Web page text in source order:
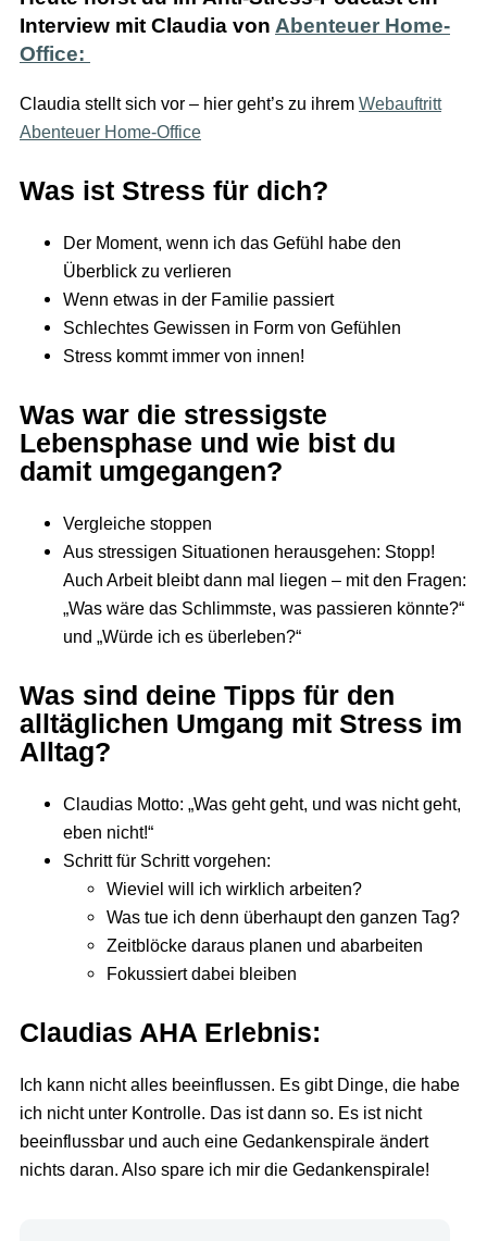
Interview mit Claudia von Abenteuer Home-
Office:
Claudia stellt sich vor – hier geht’s zu ihrem Webauftritt
Abenteuer Home-Office
Was ist Stress für dich?
Der Moment, wenn ich das Gefühl habe den
Überblick zu verlieren
Wenn etwas in der Familie passiert
Schlechtes Gewissen in Form von Gefühlen
Stress kommt immer von innen!
Was war die stressigste
Lebensphase und wie bist du
damit umgegangen?
Vergleiche stoppen
Aus stressigen Situationen herausgehen: Stopp!
Auch Arbeit bleibt dann mal liegen – mit den Fragen:
„Was wäre das Schlimmste, was passieren könnte?“
und „Würde ich es überleben?“
Was sind deine Tipps für den
alltäglichen Umgang mit Stress im
Alltag?
Claudias Motto: „Was geht geht, und was nicht geht,
eben nicht!“
Schritt für Schritt vorgehen:
Wieviel will ich wirklich arbeiten?
Was tue ich denn überhaupt den ganzen Tag?
Zeitblöcke daraus planen und abarbeiten
Fokussiert dabei bleiben
Claudias AHA Erlebnis:
Ich kann nicht alles beeinflussen. Es gibt Dinge, die habe
ich nicht unter Kontrolle. Das ist dann so. Es ist nicht
beeinflussbar und auch eine Gedankenspirale ändert
nichts daran. Also spare ich mir die Gedankenspirale!